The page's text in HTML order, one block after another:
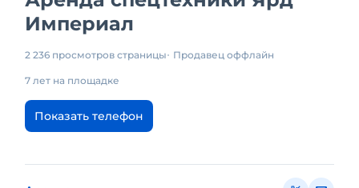
Империал
2 236 просмотров страницы Продавец оффлайн
7 лет на площадке
Показать телефон